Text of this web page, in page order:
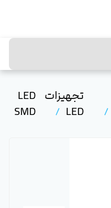
تجهیزات
LED
LED
SMD